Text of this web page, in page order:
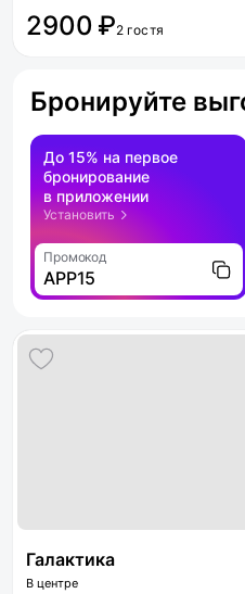
2900 ₽2 гостя
Бронируйте
До 15% на первое
бронирование
в приложении
Установить
Промокод
APP15
Галактика
В центре